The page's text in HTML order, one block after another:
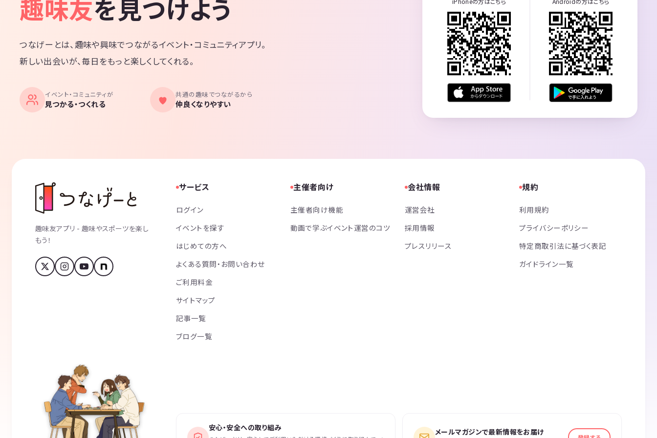
趣味友を見つけよう
つなげーとは、趣味や興味でつながるイベント・コミュニティアプリ。
新しい出会いが、毎日をもっと楽しくしてくれる。
イベント・コミュニティが
見つかる・つくれる
共通の趣味でつながるから
仲良くなりやすい
趣味友アプリ - 趣味やスポーツを楽し
もう！
サービス
ログイン
イベントを探す
はじめての方へ
よくある質問・お問い合わせ
ご利用料金
サイトマップ
記事一覧
ブログ一覧
主催者向け
主催者向け機能
動画で学ぶイベント運営のコツ
会社情報
運営会社
採用情報
プレスリリース
規約
利用規約
プライバシーポリシー
特定商取引法に基づく表記
ガイドライン一覧
安心・安全への取り組み メールマガジンで最新情報をお届け